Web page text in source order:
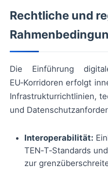
Rechtliche und
Die Einführung
EU‑Korridoren erfolgt
Infrastrukturrichtlinien,
und
Interoperabilität:
TEN‑T‑Standards
zur